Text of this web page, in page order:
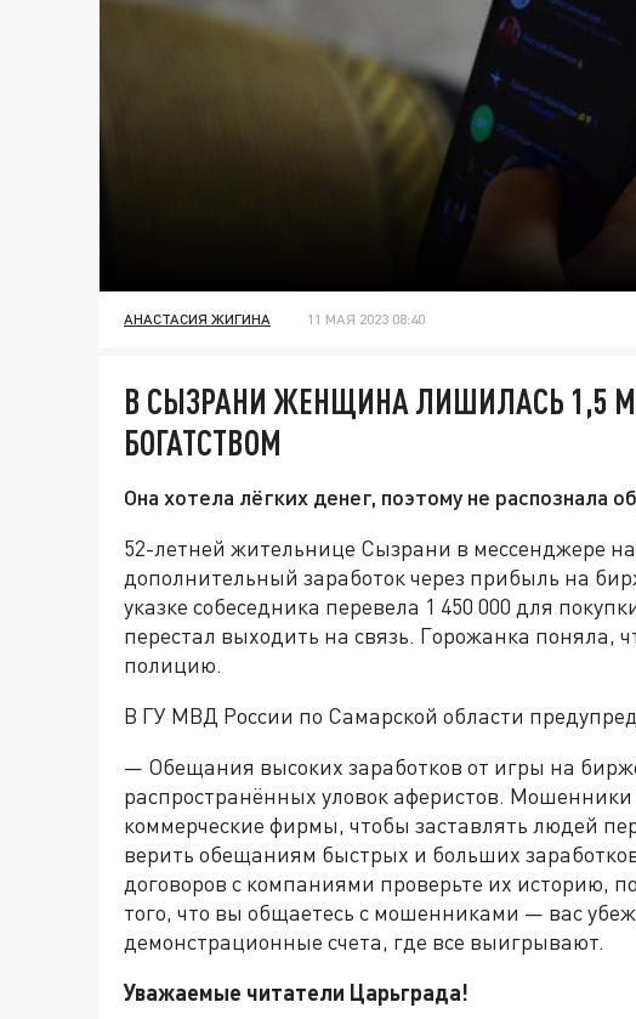
АНАСТАСИЯ ЖИГИНА 11 МАЯ 2023 08:40
В СЫЗРАНИ ЖЕНЩИНА ЛИШИЛАСЬ 1,5
БОГАТСТВОМ
Она хотела лёгких денег, поэтому не распознала
52-летней жительнице Сызрани в мессенджере
дополнительный заработок через прибыль на
указке собеседника перевела 1 450 000 для
перестал выходить на связь. Горожанка поняла,
полицию.
В ГУ МВД России по Самарской области
— Обещания высоких заработков от игры на
распространённых уловок аферистов.
коммерческие фирмы, чтобы заставлять людей
верить обещаниям быстрых и больших
договоров с компаниями проверьте их историю,
того, что вы общаетесь с мошенниками — вас
демонстрационные счета, где все выигрывают.
Уважаемые читатели Царьграда!